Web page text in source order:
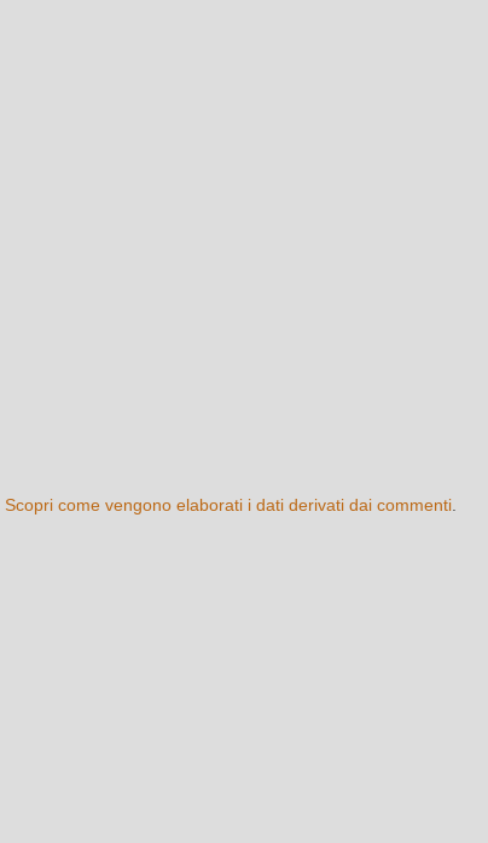
Scopri come vengono elaborati i dati derivati dai commenti